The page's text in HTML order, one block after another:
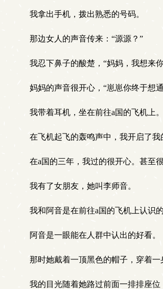
我拿出手机，拨出熟悉的号码。
那边女人的声音传来：“源源？”
我忍下鼻子的酸楚，“妈妈，我想来
妈妈的声音很开心，“崽崽你终于想
我带着耳机，坐在前往a国的飞机上
在飞机起飞的轰鸣声中，我开启了我
在a国的三年，我过的很开心。甚至
我有了女朋友，她叫李师音。
我和阿音是在前往a国的飞机上认识的
阿音是一眼能在人群中认出的好看。
那时她戴着一顶黑色的帽子，穿着一
我的目光随着她路过前面一排排座位